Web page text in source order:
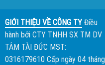
GIỚI THIỆU VỀ CÔNG TYĐiều
hành bởi CTY TNHH SX TM DV
TÂM TÀI ĐỨC MST:
0316179610 Cấp ngày 04 tháng